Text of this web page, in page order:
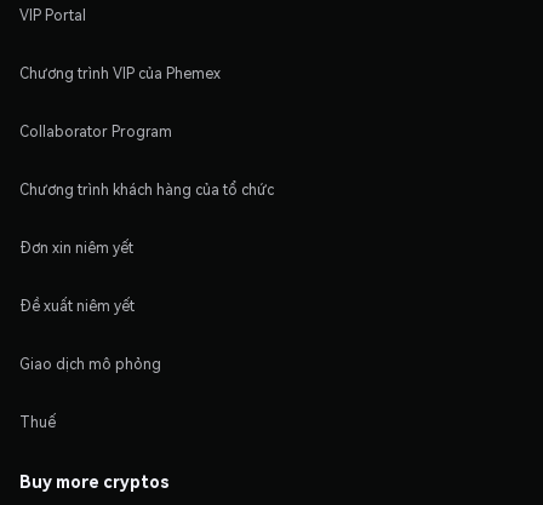
VIP Portal
Chương trình VIP của Phemex
Collaborator Program
Chương trình khách hàng của tổ chức
Đơn xin niêm yết
Đề xuất niêm yết
Giao dịch mô phỏng
Thuế
Buy more cryptos